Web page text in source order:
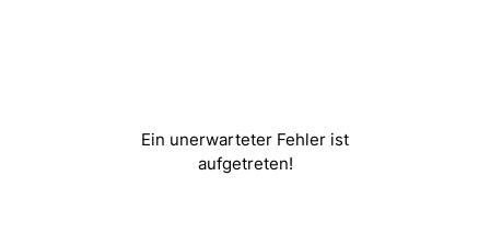
Ein unerwarteter Fehler ist
aufgetreten!